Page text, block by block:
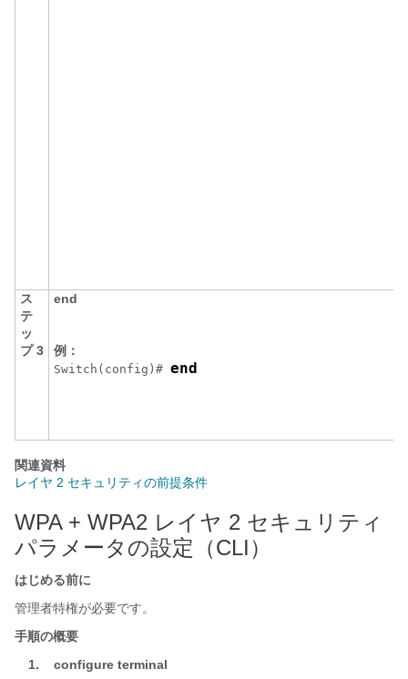
ス
テ
ッ
プ 3
end
例：
Switch (config)# end
関連資料
レイヤ 2 セキュリティの前提条件
WPA + WPA2 レイヤ 2 セキュリティ
パラメータの設定（CLI）
はじめる前に
管理者特権が必要です。
手順の概要
1.
configure terminal